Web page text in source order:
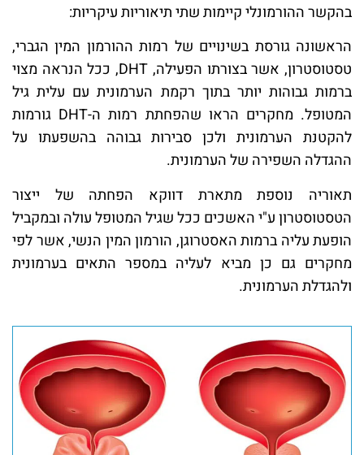
בהקשר ההורמונלי קיימות שתי תיאוריות עיקריות:
הראשונה גורסת בשינויים של רמות ההורמון המין הגברי,
טסטוסטרון, אשר בצורתו הפעילה, DHT, ככל הנראה מצוי
ברמות גבוהות יותר בתוך רקמת הערמונית עם עלית גיל
המטופל. מחקרים הראו שהפחתת רמות ה-DHT גורמות
להקטנת הערמונית ולכן סבירות גבוהה בהשפעתו על
ההגדלה השפירה של הערמונית.
תאוריה נוספת מתארת דווקא הפחתה של ייצור
הטסטוסטרון ע"י האשכים ככל שגיל המטופל עולה ובמקביל
הופעת עליה ברמות האסטרוגן, הורמון המין הנשי, אשר לפי
מחקרים גם כן מביא לעליה במספר התאים בערמונית
ולהגדלת הערמונית.